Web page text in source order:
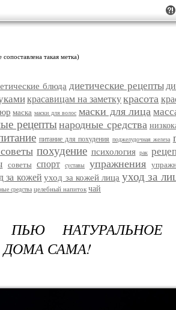
сопоставлена такая метка)
блюда диетические рецепты
красавицам на заметку красота
маска маски для волос маски для лица
рецепты народные средства
питание для похудения поджелудочная железа
похудение психология рак
советы спорт суставы упражнения
за кожей уход за кожей лица уход за
средства целебный напиток чай
ПЬЮ НАТУРАЛЬНОЕ
ДОМА САМА!